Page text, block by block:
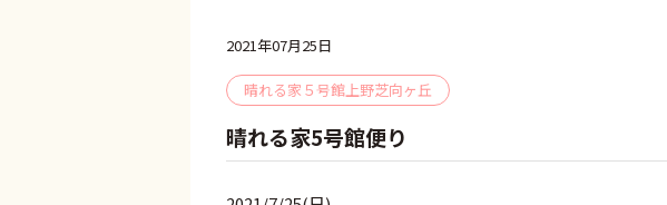
2021年07月25日
晴れる家５号館上野芝向ヶ丘
晴れる家5号館便り